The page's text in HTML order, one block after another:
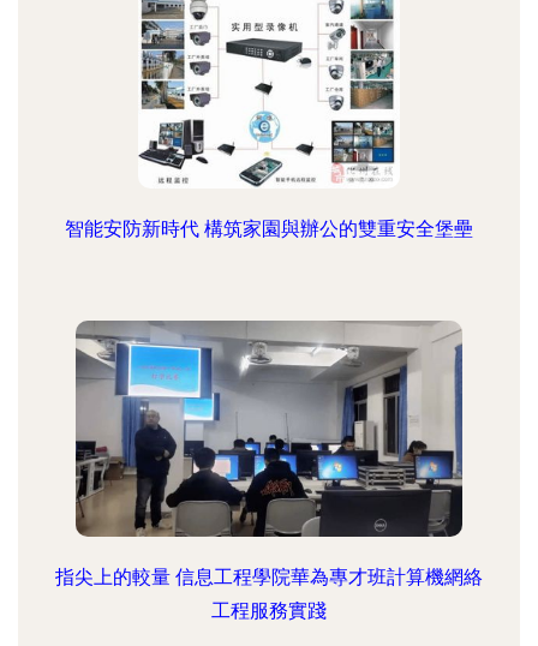
智能安防新時代 構筑家園與辦公的雙重安全堡壘
指尖上的較量 信息工程學院華為專才班計算機網絡
工程服務實踐